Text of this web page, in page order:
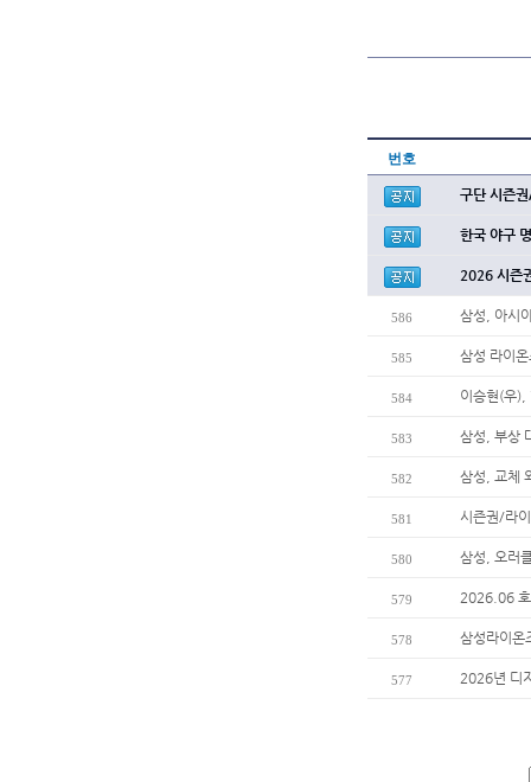
번호
구단 시즌
한국 야구
2026 시즌
586 삼성, 아시
585 삼성 라이
584 이승현(우),
583 삼성, 부상
582 삼성, 교체
581 시즌권/라
580 삼성, 오러
579 2026.06 호
578 삼성라이온
577 2026년 디